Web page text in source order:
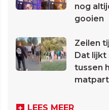
nog
gooien
Zeilen
Dat
tussen
LEES MEER